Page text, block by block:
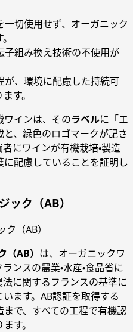
一切使用せず、オーガニック
子組み換え技術の不使用が
が、環境に配慮した持続可
す。
ワインは、そのラベルに「エ
、緑色のロゴマークが記さ
にワインが有機栽培・製造
配慮していることを証明し
ック（AB）
（AB） は、オーガニックワ
ンスの農業・水産・食品省に
に関するフランスの基準に
ます。AB認証を取得する
で、すべての工程で有機認
す。